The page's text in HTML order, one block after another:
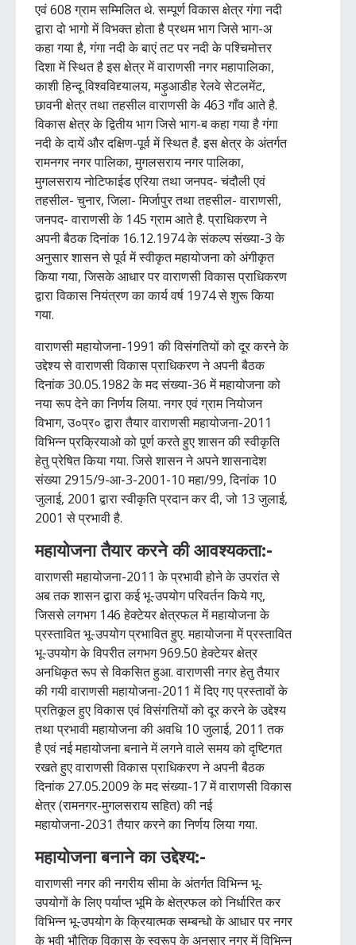
एवं 608 ग्राम सम्मिलित थे. सम्पूर्ण विकास क्षेत्र गंगा नदी
द्वारा दो भागो में विभक्त होता है प्रथम भाग जिसे भाग-अ
कहा गया है, गंगा नदी के बाएं तट पर नदी के पश्चिमोत्तर
दिशा में स्थित है इस क्षेत्र में वाराणसी नगर महापालिका,
काशी हिन्दू विश्वविद्द्यालय, मड़ुआडीह रेलवे सेटलमेंट,
छावनी क्षेत्र तथा तहसील वाराणसी के 463 गाँव आते है.
विकास क्षेत्र के द्वितीय भाग जिसे भाग-ब कहा गया है गंगा
नदी के दायें और दक्षिण-पूर्व में स्थित है. इस क्षेत्र के अंतर्गत
रामनगर नगर पालिका, मुगलसराय नगर पालिका,
मुगलसराय नोटिफाईड एरिया तथा जनपद- चंदौली एवं
तहसील- चुनार, जिला- मिर्जापुर तथा तहसील- वाराणसी,
जनपद- वाराणसी के 145 ग्राम आते है. प्राधिकरण ने
अपनी बैठक दिनांक 16.12.1974 के संकल्प संख्या-3 के
अनुसार शासन से पूर्व में स्वीकृत महायोजना को अंगीकृत
किया गया, जिसके आधार पर वाराणसी विकास प्राधिकरण
द्वारा विकास नियंत्रण का कार्य वर्ष 1974 से शुरू किया
गया.
वाराणसी महायोजना-1991 की विसंगतियों को दूर करने के
उद्देश्य से वाराणसी विकास प्राधिकरण ने अपनी बैठक
दिनांक 30.05.1982 के मद संख्या-36 में महायोजना को
नया रूप देने का निर्णय लिया. नगर एवं ग्राम नियोजन
विभाग, उ०प्र० द्वारा तैयार वाराणसी महायोजना-2011
विभिन्न प्रक्रियाओ को पूर्ण करते हुए शासन की स्वीकृति
हेतु प्रेषित किया गया. जिसे शासन ने अपने शासनादेश
संख्या 2915/9-आ-3-2001-10 महा/99, दिनांक 10
जुलाई, 2001 द्वारा स्वीकृति प्रदान कर दी, जो 13 जुलाई,
2001 से प्रभावी है.
महायोजना तैयार करने की आवश्यकता:-
वाराणसी महायोजना-2011 के प्रभावी होने के उपरांत से
अब तक शासन द्वारा कई भू-उपयोग परिवर्तन किये गए,
जिससे लगभग 146 हेक्टेयर क्षेत्रफल में महायोजना के
प्रस्तावित भू-उपयोग प्रभावित हुए. महायोजना में प्रस्तावित
भू-उपयोग के विपरीत लगभग 969.50 हेक्टेयर क्षेत्र
अनधिकृत रूप से विकसित हुआ. वाराणसी नगर हेतु तैयार
की गयी वाराणसी महायोजना-2011 में दिए गए प्रस्तावों के
प्रतिकूल हुए विकास एवं विसंगतियों को दूर करने के उद्देश्य
तथा प्रभावी महायोजना की अवधि 10 जुलाई, 2011 तक
है एवं नई महायोजना बनाने में लगने वाले समय को दृष्टिगत
रखते हुए वाराणसी विकास प्राधिकरण ने अपनी बैठक
दिनांक 27.05.2009 के मद संख्या-17 में वाराणसी विकास
क्षेत्र (रामनगर-मुगलसराय सहित) की नई
महायोजना-2031 तैयार करने का निर्णय लिया गया.
महायोजना बनाने का उद्देश्य:-
वाराणसी नगर की नगरीय सीमा के अंतर्गत विभिन्न भू-
उपयोगों के लिए पर्याप्त भूमि के क्षेत्रफल को निर्धारित कर
विभिन्न भू-उपयोग के क्रियात्मक सम्बन्धो के आधार पर नगर
के भवी भौतिक विकास के स्वरूप के अनुसार नगर में विभिन्न